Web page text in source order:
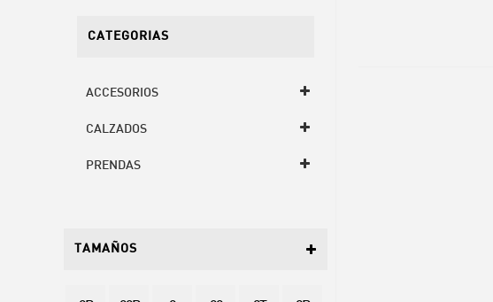
CATEGORIAS
ACCESORIOS
CALZADOS
PRENDAS
TAMAÑOS